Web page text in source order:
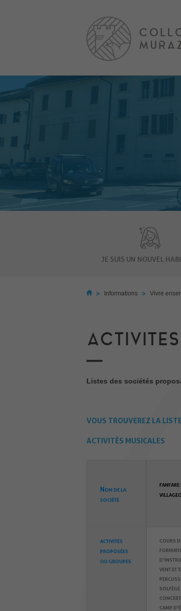
JE SUIS UN NOUVEL
> Informations > Vivre
Listes des sociétés
VOUS TROUVEREZ LA
ACTIVITÉS MUSICALES
NOM DE LA
SOCIÉTÉ
FANFARE
ACTIVITÉS
PROPOSÉES
OU GROUPES
COURS
VENT ET
SOLFÈGE
CAMP